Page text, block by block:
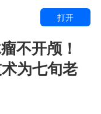
打开
不开颅！
为七旬老